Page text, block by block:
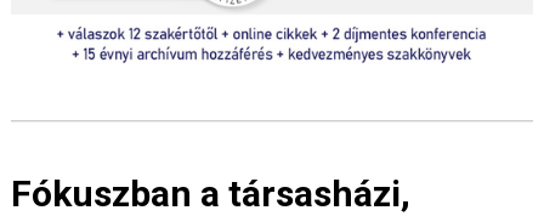
Fókuszban a társasházi,